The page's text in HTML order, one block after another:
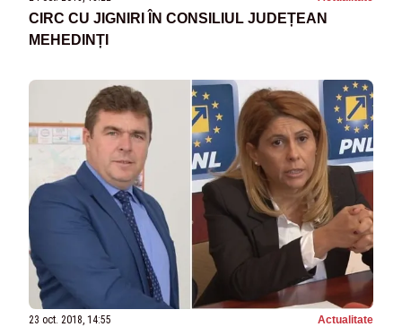
CIRC CU JIGNIRI ÎN CONSILIUL JUDEȚEAN
MEHEDINȚI
23 oct. 2018, 14:55 Actualitate